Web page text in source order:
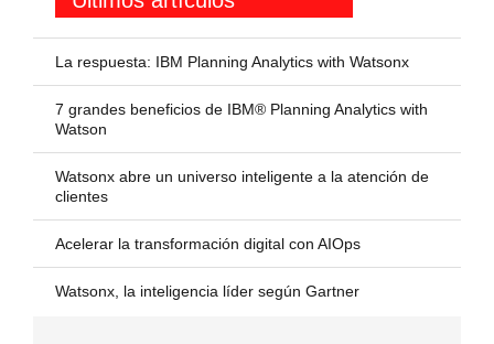
La respuesta: IBM Planning Analytics with Watsonx
7 grandes beneficios de IBM® Planning Analytics with
Watson
Watsonx abre un universo inteligente a la atención de
clientes
Acelerar la transformación digital con AIOps
Watsonx, la inteligencia líder según Gartner